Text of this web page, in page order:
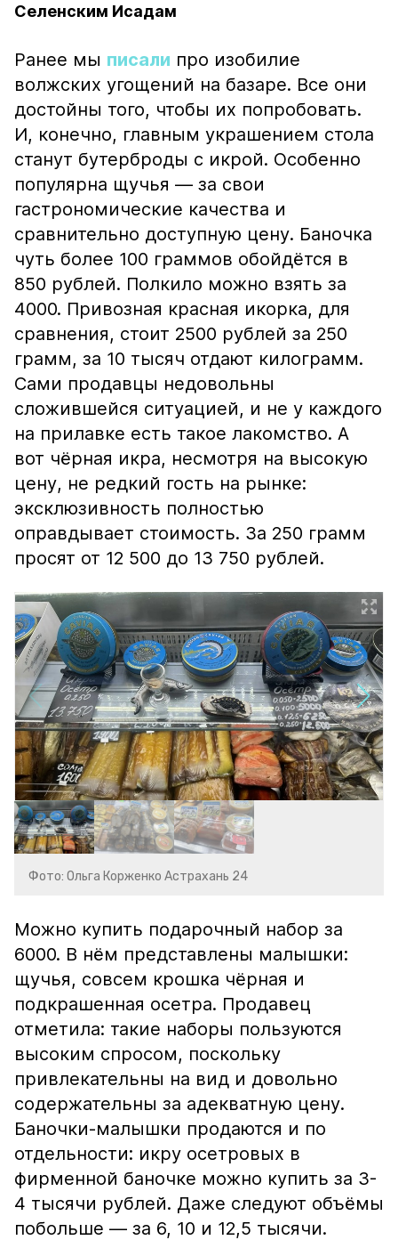
Селенским Исадам
Ранее мы писали про изобилие
волжских угощений на базаре. Все они
достойны того, чтобы их попробовать.
И, конечно, главным украшением стола
станут бутерброды с икрой. Особенно
популярна щучья — за свои
гастрономические качества и
сравнительно доступную цену. Баночка
чуть более 100 граммов обойдётся в
850 рублей. Полкило можно взять за
4000. Привозная красная икорка, для
сравнения, стоит 2500 рублей за 250
грамм, за 10 тысяч отдают килограмм.
Сами продавцы недовольны
сложившейся ситуацией, и не у каждого
на прилавке есть такое лакомство. А
вот чёрная икра, несмотря на высокую
цену, не редкий гость на рынке:
эксклюзивность полностью
оправдывает стоимость. За 250 грамм
просят от 12 500 до 13 750 рублей.
Фото: Ольга Корженко Астрахань 24
Можно купить подарочный набор за
6000. В нём представлены малышки:
щучья, совсем крошка чёрная и
подкрашенная осетра. Продавец
отметила: такие наборы пользуются
высоким спросом, поскольку
привлекательны на вид и довольно
содержательны за адекватную цену.
Баночки-малышки продаются и по
отдельности: икру осетровых в
фирменной баночке можно купить за 3-
4 тысячи рублей. Даже следуют объёмы
побольше — за 6, 10 и 12,5 тысячи.